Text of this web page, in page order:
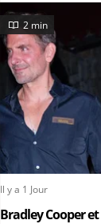
2 min
Il y a 1 Jour
Bradley Cooper